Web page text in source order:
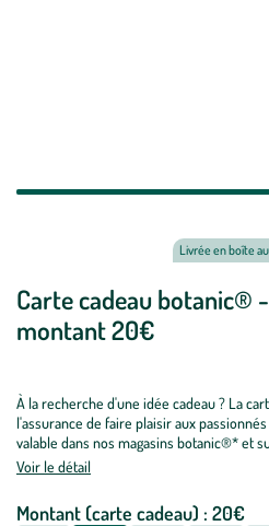
Livrée en boîte
Carte cadeau botanic® -
montant 20€
À la recherche d'une idée cadeau ? La
l'assurance de faire plaisir aux
valable dans nos magasins botanic®* et
Voir le détail
Sélectionnez
Montant (carte cadeau) : 20€
Mettre
jour
Mettre
jour